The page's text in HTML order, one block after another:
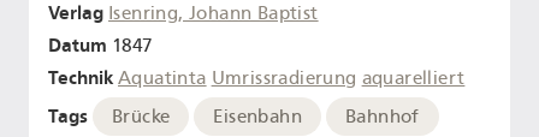
Verlag Isenring, Johann Baptist
Datum 1847
Technik Aquatinta Umrissradierung aquarelliert
Tags Brücke Eisenbahn Bahnhof